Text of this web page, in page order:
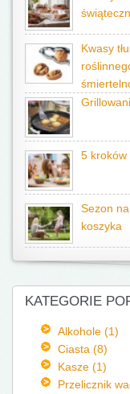
Kwasy
5 kroków
Sezon
koszyka
KATEGORIE
Alkohole (1)
Ciasta (8)
Kasze (1)
Przelicznik